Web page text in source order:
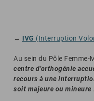
→ IVG (Interruption
Au sein du Pôle
centre d’orthogénie
recours à une
soit majeure ou mineure .